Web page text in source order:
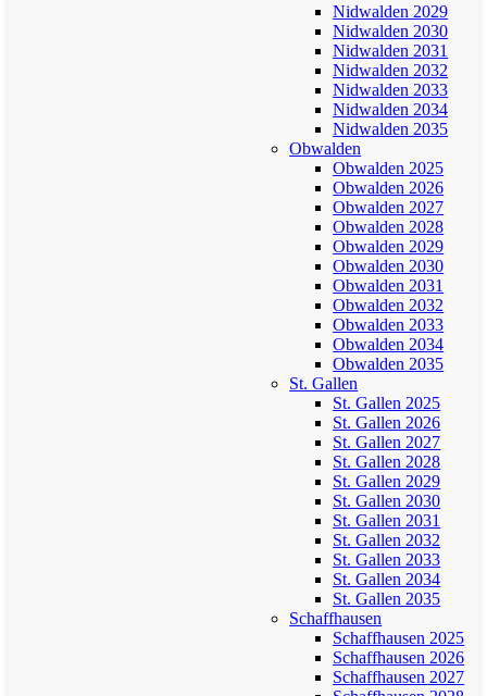
Nidwalden 2029
Nidwalden 2030
Nidwalden 2031
Nidwalden 2032
Nidwalden 2033
Nidwalden 2034
Nidwalden 2035
Obwalden
Obwalden 2025
Obwalden 2026
Obwalden 2027
Obwalden 2028
Obwalden 2029
Obwalden 2030
Obwalden 2031
Obwalden 2032
Obwalden 2033
Obwalden 2034
Obwalden 2035
St. Gallen
St. Gallen 2025
St. Gallen 2026
St. Gallen 2027
St. Gallen 2028
St. Gallen 2029
St. Gallen 2030
St. Gallen 2031
St. Gallen 2032
St. Gallen 2033
St. Gallen 2034
St. Gallen 2035
Schaffhausen
Schaffhausen 2025
Schaffhausen 2026
Schaffhausen 2027